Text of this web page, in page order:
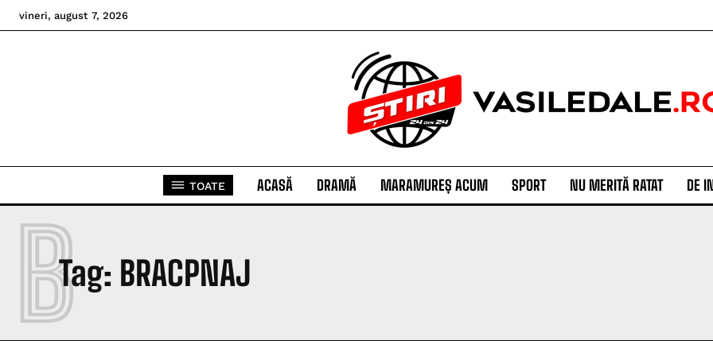
vineri, august 7, 2026
TOATE ACASĂ DRAMĂ MARAMUREȘ ACUM SPORT NU MERITĂ RATAT DE
Tag: BRACPNAJ
B